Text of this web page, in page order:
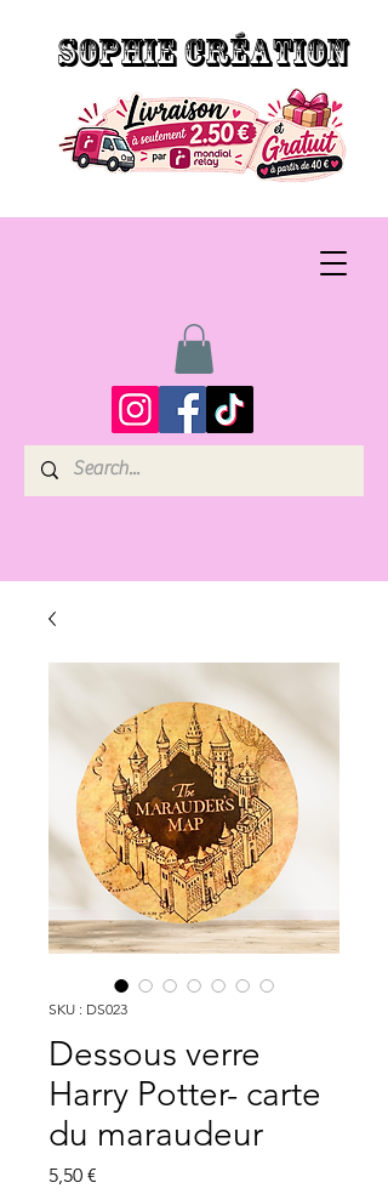
SOPHIE CRÉATION
SKU : DS023
Dessous verre
Harry Potter- carte
du maraudeur
5,50 €